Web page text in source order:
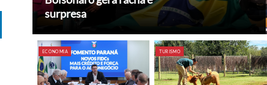
surpresa
ECONOMIA TURISMO